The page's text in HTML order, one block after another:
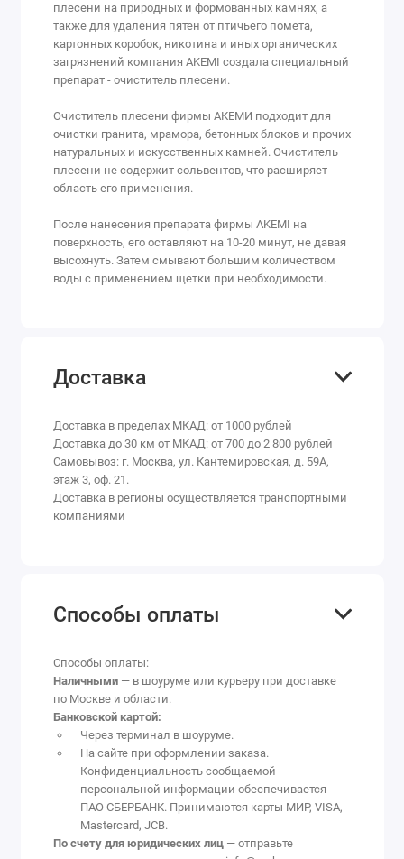
плесени на природных и формованных камнях, а
также для удаления пятен от птичьего помета,
картонных коробок, никотина и иных органических
загрязнений компания AKEMI создала специальный
препарат - очиститель плесени.
Очиститель плесени фирмы АКЕМИ подходит для
очистки гранита, мрамора, бетонных блоков и прочих
натуральных и искусственных камней. Очиститель
плесени не содержит сольвентов, что расширяет
область его применения.
После нанесения препарата фирмы AKEMI на
поверхность, его оставляют на 10-20 минут, не давая
высохнуть. Затем смывают большим количеством
воды с применением щетки при необходимости.
Доставка
Доставка в пределах МКАД: от 1000 рублей
Доставка до 30 км от МКАД: от 700 до 2 800 рублей
Самовывоз: г. Москва, ул. Кантемировская, д. 59А,
этаж 3, оф. 21.
Доставка в регионы осуществляется транспортными
компаниями
Способы оплаты
Способы оплаты:
Наличными— в шоуруме или курьеру при доставке
по Москве и области.
Банковской картой:
Через терминал в шоуруме.
На сайте при оформлении заказа.
Конфиденциальность сообщаемой
персональной информации обеспечивается
ПАО СБЕРБАНК. Принимаются карты МИР, VISA,
Mastercard, JCB.
По счету для юридических лиц — отправьте